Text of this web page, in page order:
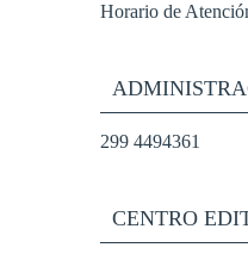
Horario de
299 4494361
CENTRO